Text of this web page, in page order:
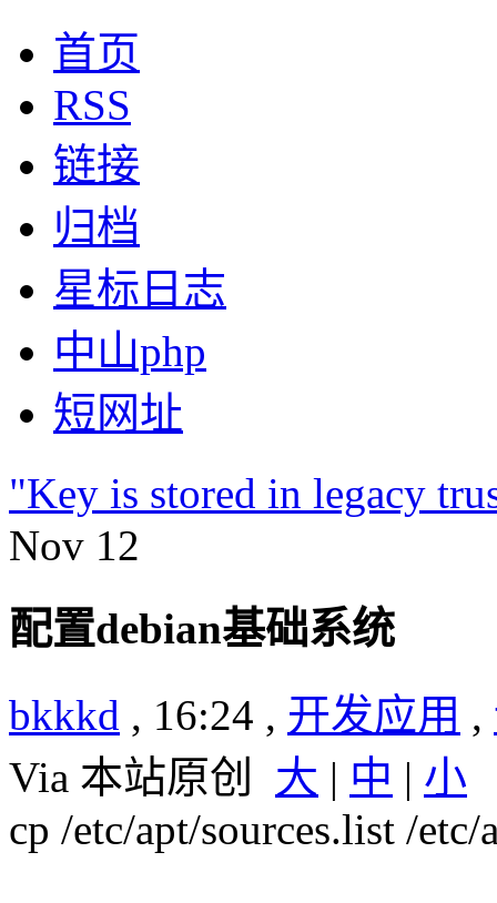
首页
RSS
链接
归档
星标日志
中山php
短网址
"Key is stored in legacy
Nov 12
配置debian基础系统
bkkkd , 16:24 , 开发应用 ,
Via 本站原创
大 | 中 | 小
cp /etc/apt/sources.list /